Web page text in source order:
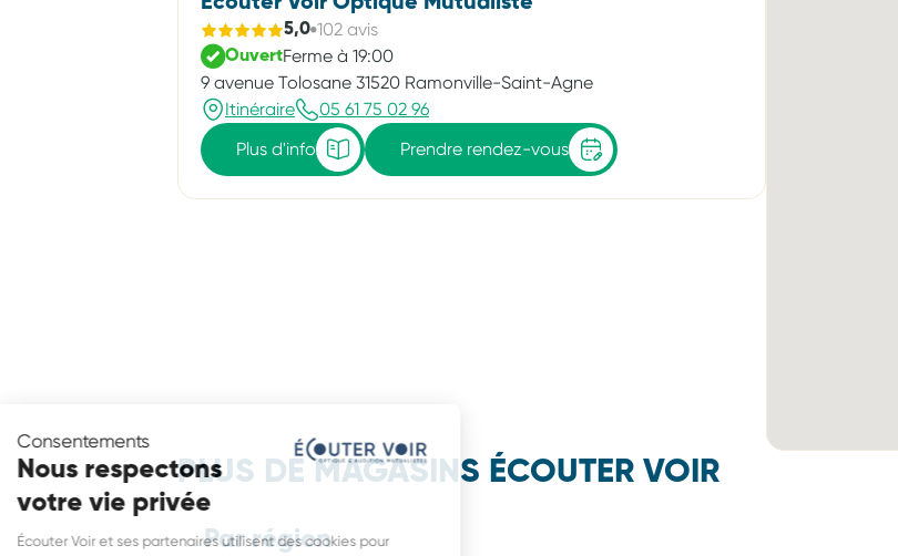
Consentements
Nous respectons
votre vie privée
Écouter Voir et ses partenaires utilisent des cookies pour
5,0 102 avis
OuvertFerme à 19:00
9 avenue Tolosane 31520 Ramonville-Saint-Agne
Itinéraire
05 61 75 02 96
Plus d'info
Prendre rendez-vous
PLUS DE MAGASINS ÉCOUTER VOIR
Par région